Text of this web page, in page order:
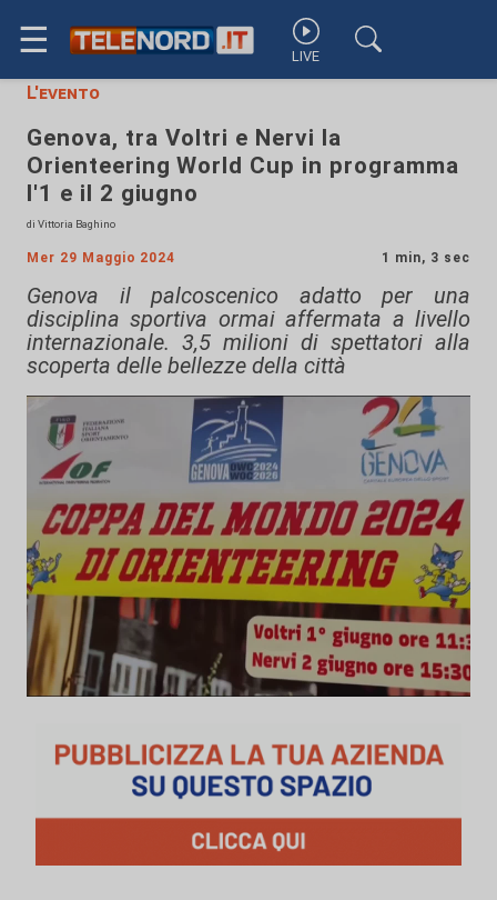
☰ LIVE
L'evento
Genova, tra Voltri e Nervi la
Orienteering World Cup in programma
l'1 e il 2 giugno
di Vittoria Baghino
Mer 29 Maggio 2024 1 min, 3 sec
Genova il palcoscenico adatto per una
disciplina sportiva ormai affermata a livello
internazionale. 3,5 milioni di spettatori alla
scoperta delle bellezze della città